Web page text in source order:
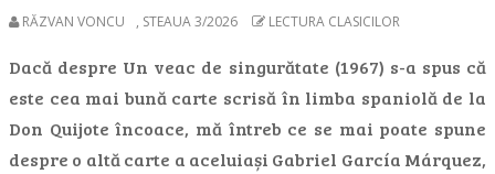
RĂZVAN VONCU , STEAUA 3/2026 LECTURA CLASICILOR
Dacă despre Un veac de singurătate (1967) s-a spus că
este cea mai bună carte scrisă în limba spaniolă de la
Don Quijote încoace, mă întreb ce se mai poate spune
despre o altă carte a aceluiași Gabriel García Márquez,